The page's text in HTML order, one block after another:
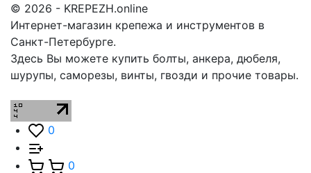
© 2026 - KREPEZH.online
Интернет-магазин крепежа и инструментов в
Санкт-Петербурге.
Здесь Вы можете купить болты, анкера, дюбеля,
шурупы, саморезы, винты, гвозди и прочие товары.
0
0